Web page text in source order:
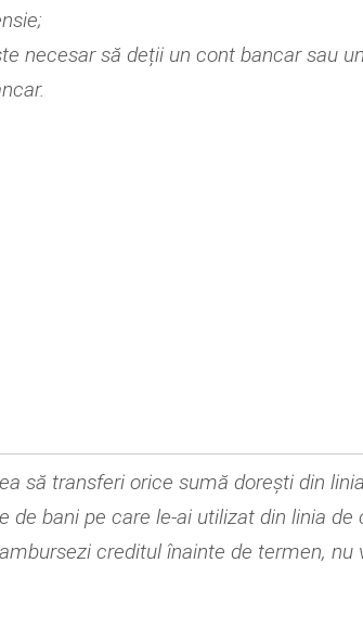
necesar să deții un cont bancar sau
să transferi orice sumă dorești din
bani pe care le-ai utilizat din linia de
creditul înainte de termen, nu